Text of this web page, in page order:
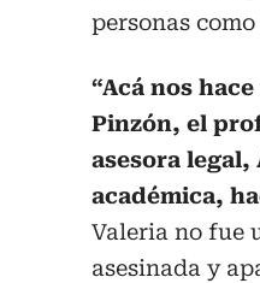
personas
“Acá nos
Pinzón, el
asesora
académica,
Valeria no fue
asesinada y